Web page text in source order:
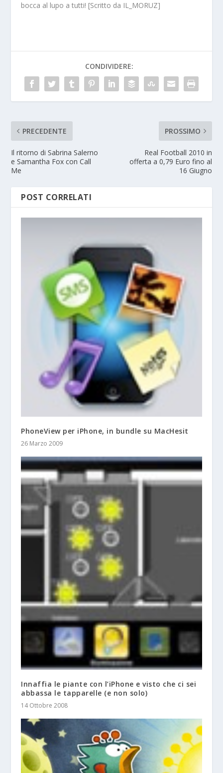
bocca al lupo a tutti! [Scritto da IL_MORUZ]
CONDIVIDERE:
PRECEDENTE
Il ritorno di Sabrina Salerno
e Samantha Fox con Call
Me
PROSSIMO
Real Football 2010 in
offerta a 0,79 Euro fino al
16 Giugno
POST CORRELATI
PhoneView per iPhone, in bundle su MacHesit
26 Marzo 2009
Innaffia le piante con l’iPhone e visto che ci sei
abbassa le tapparelle (e non solo)
14 Ottobre 2008